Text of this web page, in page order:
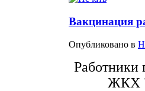
Вакцинация
Опубликовано в
ЖКХ